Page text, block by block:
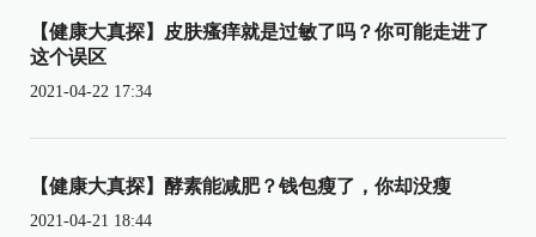
【健康大真探】皮肤瘙痒就是过敏了吗？你可能走进了
这个误区
2021-04-22 17:34
【健康大真探】酵素能减肥？钱包瘦了，你却没瘦
2021-04-21 18:44